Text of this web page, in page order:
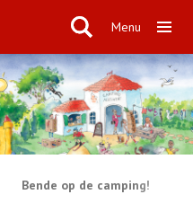
Menu
Bende op de camping!